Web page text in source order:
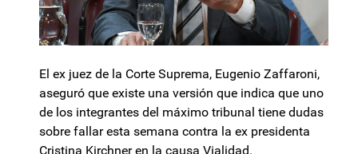
El ex juez de la Corte Suprema, Eugenio Zaffaroni,
aseguró que existe una versión que indica que uno
de los integrantes del máximo tribunal tiene dudas
sobre fallar esta semana contra la ex presidenta
Cristina Kirchner en la causa Vialidad.